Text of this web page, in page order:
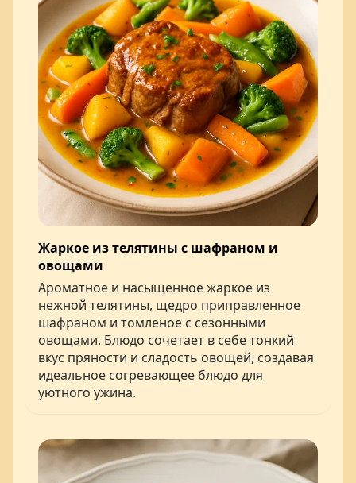
Жаркое из телятины с шафраном и
овощами
Ароматное и насыщенное жаркое из
нежной телятины, щедро приправленное
шафраном и томленое с сезонными
овощами. Блюдо сочетает в себе тонкий
вкус пряности и сладость овощей, создавая
идеальное согревающее блюдо для
уютного ужина.